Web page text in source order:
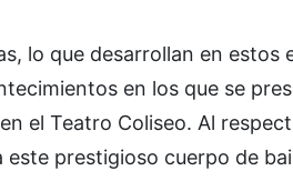
lo que desarrollan en estos
en los que se
el Teatro Coliseo. Al
prestigioso cuerpo de